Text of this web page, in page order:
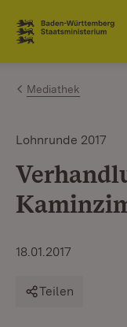
Zum Inhalt
Link zur Startseite
Mediathek
Lohnrunde 2017
18.01.2017
Teilen